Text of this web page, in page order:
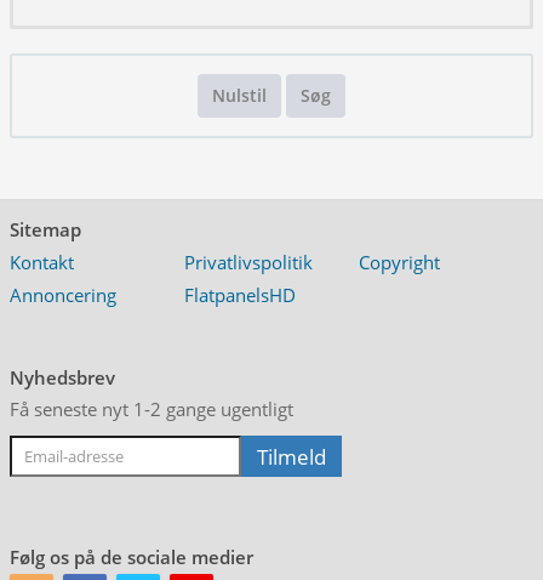
Nulstil Søg
Sitemap
Kontakt
Privatlivspolitik
Copyright
Annoncering
FlatpanelsHD
Nyhedsbrev
Få seneste nyt 1-2 gange ugentligt
Følg os på de sociale medier